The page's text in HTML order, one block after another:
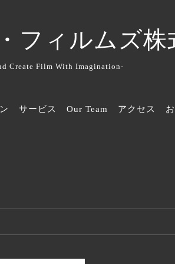
フィルムズ株
Create Film With Imagination-
サービス Our Team アクセス